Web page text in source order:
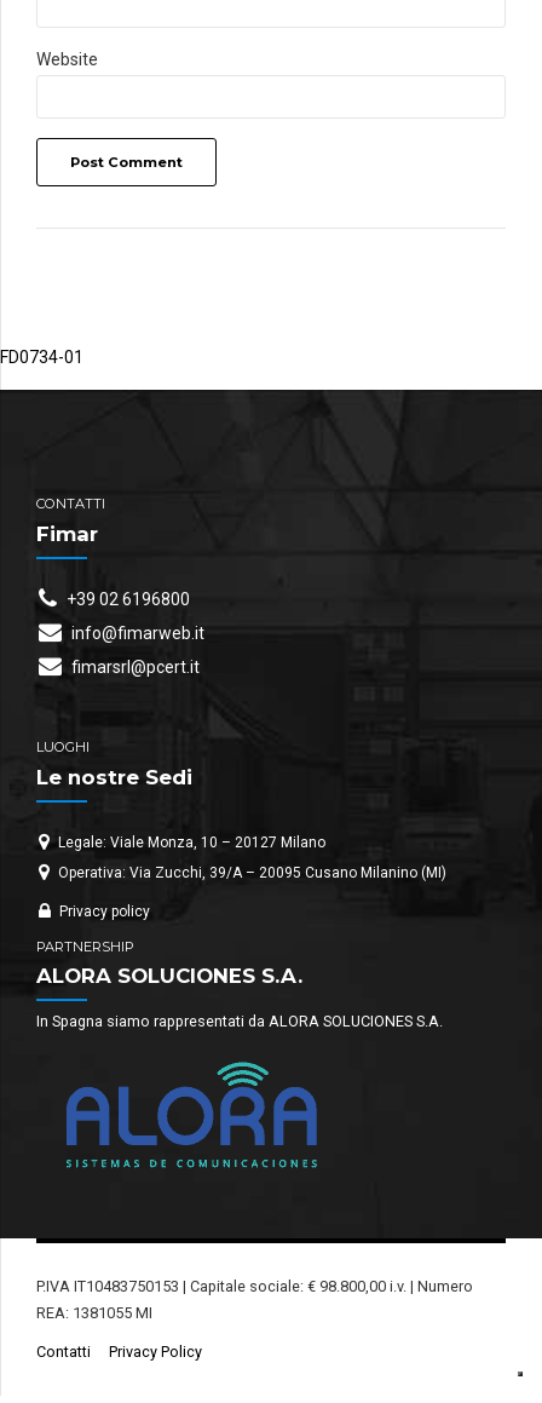
Website
Post Comment
FD0734-01
CONTATTI
Fimar
+39 02 6196800
info@fimarweb.it
fimarsrl@pcert.it
LUOGHI
Le nostre Sedi
Legale: Viale Monza, 10 – 20127 Milano
Operativa: Via Zucchi, 39/A – 20095 Cusano Milanino (MI)
Privacy policy
PARTNERSHIP
ALORA SOLUCIONES S.A.
In Spagna siamo rappresentati da ALORA SOLUCIONES S.A.
P.IVA IT10483750153 | Capitale sociale: € 98.800,00 i.v. | Numero
REA: 1381055 MI
Contatti Privacy Policy